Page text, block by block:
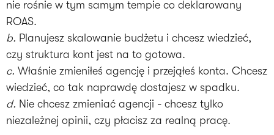
nie rośnie w tym samym tempie co deklarowany
b. Planujesz skalowanie budżetu i chcesz wiedzieć,
c. Właśnie zmieniłeś agencję i przejąłeś konta. Chcesz
d. Nie chcesz zmieniać agencji - chcesz tylko
niezależnej opinii, czy płacisz za realną pracę.